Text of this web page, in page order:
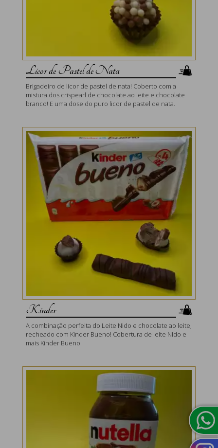
Licor de Pastel de Nata
Brigadeiro de licor de pastel de nata! Coberto com a
mistura dos crispearl de chocolate ao leite e chocolate
branco! E uma dose do puro licor de pastel de nata.
Kinder
A combinação perfeita do Leite Nido e chocolate ao leite,
recheado com Kinder Bueno! Cobertura de leite Nido e
mais Kinder Bueno.